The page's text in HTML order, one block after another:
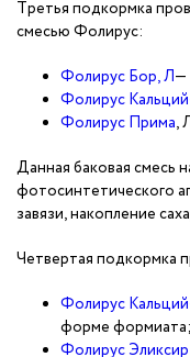
Третья подкормка
смесью Фолирус:
Фолирус Бор, Л—
Фолирус
Фолирус Прима,
Данная баковая смесь
фотосинтетического
завязи, накопление
Четвертая подкормка
Фолирус
форме формиата;
Фолирус